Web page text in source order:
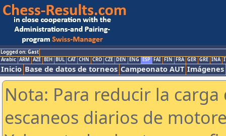
Logged on: Gast
Arabic ARM AZE BIH BUL CAT CHN CRO CZE DEN ENG ESP FAI FIN FRA GER GRE INA
Inicio Base de datos de torneos Campeonato AUT Imágenes
Nota: Para reducir la
escaneos diarios de